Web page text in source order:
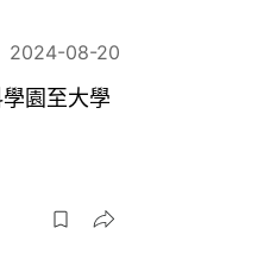
2024-08-20
園至大學